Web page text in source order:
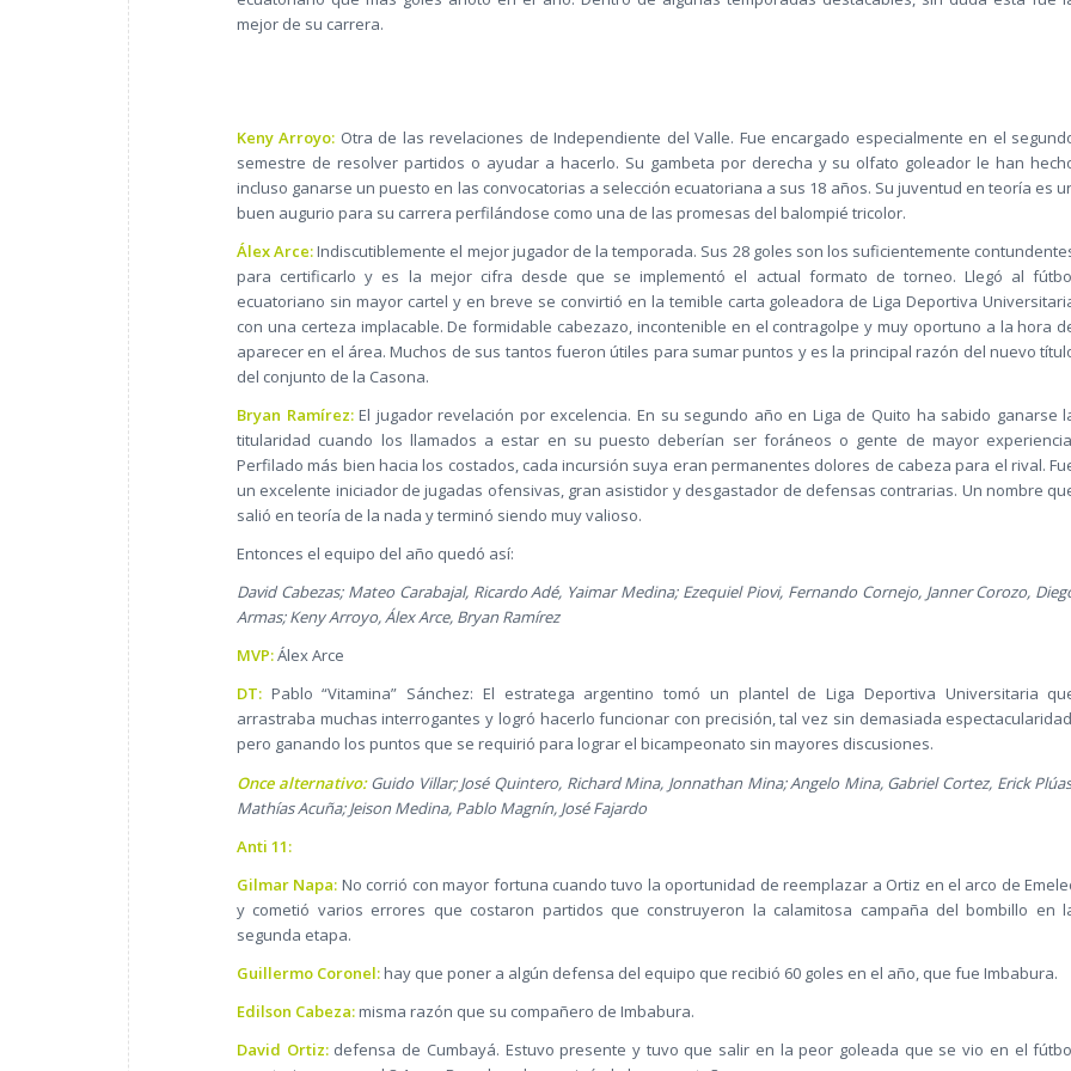
mejor de su carrera.
Keny Arroyo: Otra de las revelaciones de Independiente del Valle. Fue encargado especialmente en el
semestre de resolver partidos o ayudar a hacerlo. Su gambeta por derecha y su olfato goleador le han
incluso ganarse un puesto en las convocatorias a selección ecuatoriana a sus 18 años. Su juventud en teoría es
buen augurio para su carrera perfilándose como una de las promesas del balompié tricolor.
Álex Arce:Indiscutiblemente el mejor jugador de la temporada. Sus 28 goles son los suficientemente
para certificarlo y es la mejor cifra desde que se implementó el actual formato de torneo. Llegó al
ecuatoriano sin mayor cartel y en breve se convirtió en la temible carta goleadora de Liga Deportiva
con una certeza implacable. De formidable cabezazo, incontenible en el contragolpe y muy oportuno a la hora
aparecer en el área. Muchos de sus tantos fueron útiles para sumar puntos y es la principal razón del nuevo
del conjunto de la Casona.
Bryan Ramírez:El jugador revelación por excelencia. En su segundo año en Liga de Quito ha sabido ganarse
titularidad cuando los llamados a estar en su puesto deberían ser foráneos o gente de mayor
Perfilado más bien hacia los costados, cada incursión suya eran permanentes dolores de cabeza para el rival.
un excelente iniciador de jugadas ofensivas, gran asistidor y desgastador de defensas contrarias. Un nombre
salió en teoría de la nada y terminó siendo muy valioso.
Entonces el equipo del año quedó así:
David Cabezas; Mateo Carabajal, Ricardo Adé, Yaimar Medina; Ezequiel Piovi, Fernando Cornejo, Janner Corozo,
Armas; Keny Arroyo, Álex Arce, Bryan Ramírez
MVP:Álex Arce
DT: Pablo “Vitamina” Sánchez: El estratega argentino tomó un plantel de Liga Deportiva Universitaria
arrastraba muchas interrogantes y logró hacerlo funcionar con precisión, tal vez sin demasiada
pero ganando los puntos que se requirió para lograr el bicampeonato sin mayores discusiones.
Once alternativo:Guido Villar; José Quintero, Richard Mina, Jonnathan Mina; Angelo Mina, Gabriel Cortez, Erick
Mathías Acuña; Jeison Medina, Pablo Magnín, José Fajardo
Anti 11:
Gilmar Napa: No corrió con mayor fortuna cuando tuvo la oportunidad de reemplazar a Ortiz en el arco de
y cometió varios errores que costaron partidos que construyeron la calamitosa campaña del bombillo en
segunda etapa.
Guillermo Coronel:hay que poner a algún defensa del equipo que recibió 60 goles en el año, que fue Imbabura.
Edilson Cabeza:misma razón que su compañero de Imbabura.
David Ortiz:defensa de Cumbayá. Estuvo presente y tuvo que salir en la peor goleada que se vio en el